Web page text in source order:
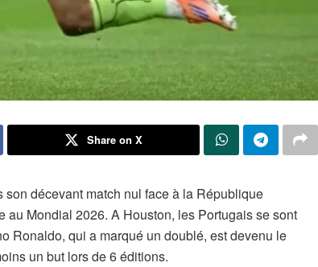
Share on X
son décevant match nul face à la République
au Mondial 2026. A Houston, les Portugais se sont
Ronaldo, qui a marqué un doublé, est devenu le
un but lors de 6 éditions.